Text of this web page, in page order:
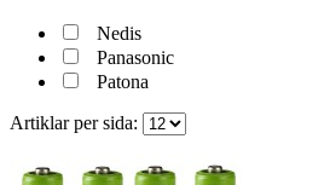
Nedis
Panasonic
Patona
Artiklar per sida: